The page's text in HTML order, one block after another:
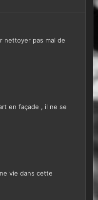
nettoyer pas mal de
en façade , il ne se
vie dans cette